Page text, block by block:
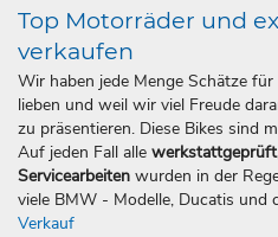
Top Motorräder und
verkaufen
Wir haben jede Menge Schätze
lieben und weil wir viel Freude
zu präsentieren. Diese Bikes sind
Auf jeden Fall alle
Servicearbeiten wurden in der
viele BMW - Modelle, Ducatis und
Verkauf